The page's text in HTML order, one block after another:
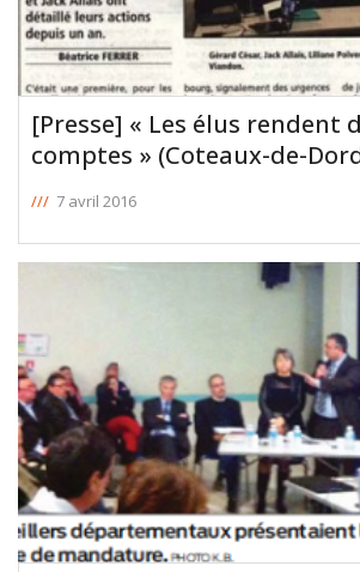
[Presse] « Les élus rendent
comptes » (Coteaux-de-
/// 7 avril 2016